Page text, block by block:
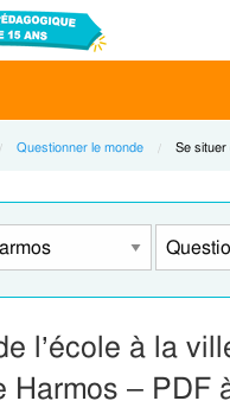
Questionner le monde Current:
Se
l’école à la
– PDF